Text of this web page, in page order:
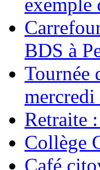
BDS à
Tournée
Retraite
Collège
Café